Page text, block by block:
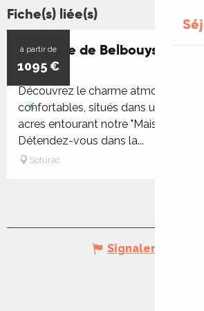
Fiche(s) liée(s)
à partir de
1095€
Domaine de Belbouys - Gîte
Découvrez le charme
confortables, situés dans un
acres entourant notre "Maison
Détendez-vous dans la...
Soturac
Signaler une